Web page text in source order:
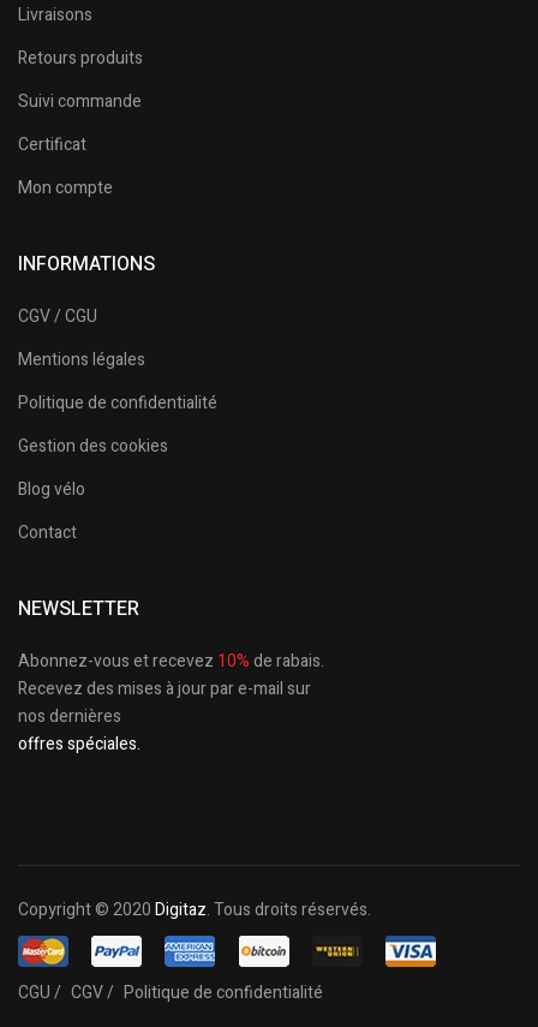
Livraisons
Retours produits
Suivi commande
Certificat
Mon compte
INFORMATIONS
CGV / CGU
Mentions légales
Politique de confidentialité
Gestion des cookies
Blog vélo
Contact
NEWSLETTER
Abonnez-vous et recevez 10%de rabais.
Recevez des mises à jour par e-mail sur
nos dernières
offres spéciales.
Copyright © 2020Digitaz. Tous droits réservés.
CGU / CGV / Politique de confidentialité